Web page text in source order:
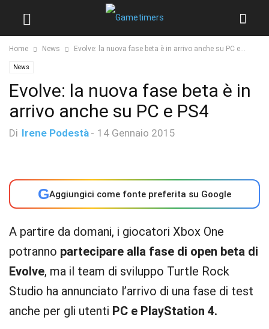
Home News Evolve: la nuova fase beta è in arrivo anche su PC e...
News
Evolve: la nuova fase beta è in
arrivo anche su PC e PS4
Di Irene Podestà - 14 Gennaio 2015
GAggiungici come fonte preferita su Google
A partire da domani, i giocatori Xbox One
potranno partecipare alla fase di open beta di
Evolve, ma il team di sviluppo Turtle Rock
Studio ha annunciato l’arrivo di una fase di test
anche per gli utenti PC e PlayStation 4.